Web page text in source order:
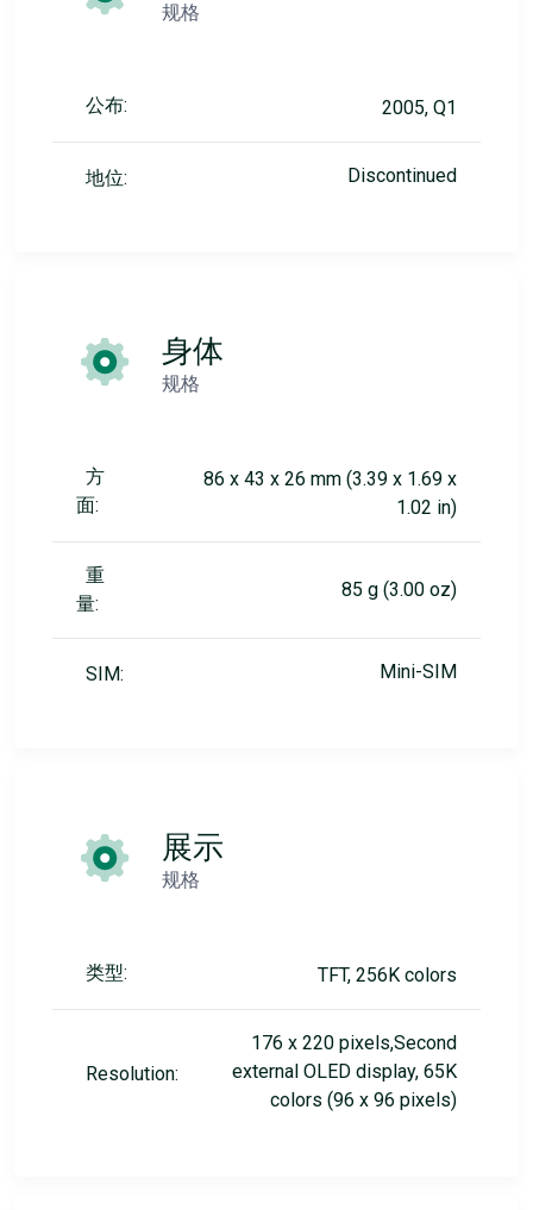
规格
公布: 2005, Q1
地位: Discontinued
身体
规格
方
面:
86 x 43 x 26 mm (3.39 x 1.69 x
1.02 in)
重
量:
85 g (3.00 oz)
SIM: Mini-SIM
展示
规格
类型: TFT, 256K colors
Resolution:
176 x 220 pixels,Second
external OLED display, 65K
colors (96 x 96 pixels)